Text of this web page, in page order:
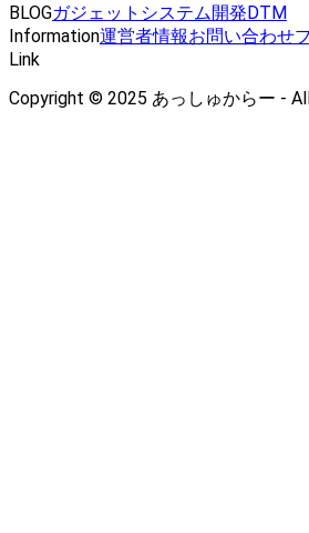
BLOGガジェット システム開発DTM
Information運営者情報お問い合わせ
Link
Copyright © 2025 あっしゅからー -